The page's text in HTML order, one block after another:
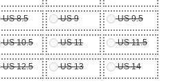
US 8.5 US 9 US 9.5
US 10.5 US 11 US 11.5
US 12.5 US 13 US 14